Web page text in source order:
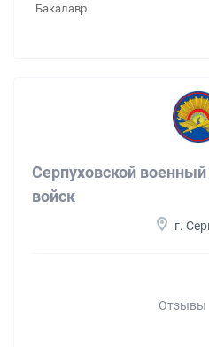
Бакалавр
Серпуховской
войск
г.
Отзывы